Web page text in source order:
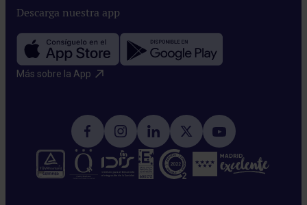
Descarga nuestra app
Más sobre la App​